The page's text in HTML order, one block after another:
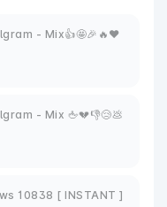
- Mix👍🤩🎉🔥❤️
- Mix 🖕💔👎😢💩
10838 [ INSTANT ]